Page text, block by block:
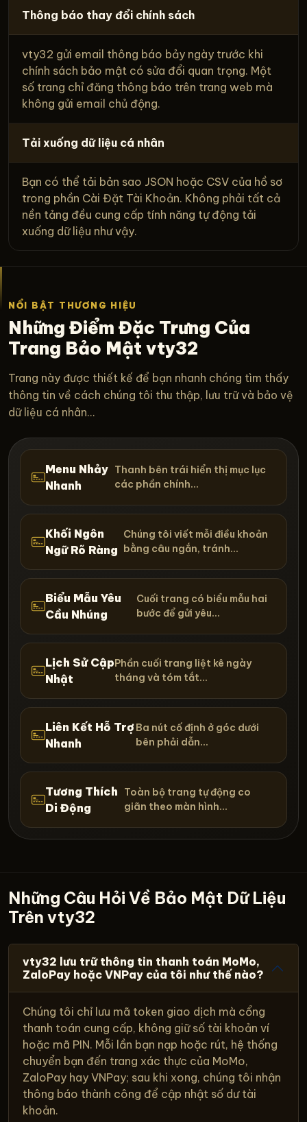
Thông báo thay đổi chính sách
vty32 gửi email thông báo bảy ngày trước khi
chính sách bảo mật có sửa đổi quan trọng. Một
số trang chỉ đăng thông báo trên trang web mà
không gửi email chủ động.
Tải xuống dữ liệu cá nhân
Bạn có thể tải bản sao JSON hoặc CSV của hồ sơ
trong phần Cài Đặt Tài Khoản. Không phải tất cả
nền tảng đều cung cấp tính năng tự động tải
xuống dữ liệu như vậy.
NỔI BẬT THƯƠNG HIỆU
Những Điểm Đặc Trưng Của
Trang Bảo Mật vty32
Trang này được thiết kế để bạn nhanh chóng tìm thấy
thông tin về cách chúng tôi thu thập, lưu trữ và bảo vệ
dữ liệu cá nhân...
Menu Nhảy
Nhanh
Thanh bên trái hiển thị mục lục
các phần chính...
Khối Ngôn
Ngữ Rõ Ràng
Chúng tôi viết mỗi điều khoản
bằng câu ngắn, tránh...
Biểu Mẫu Yêu
Cầu Nhúng
Cuối trang có biểu mẫu hai
bước để gửi yêu...
Lịch Sử Cập
Nhật
Phần cuối trang liệt kê ngày
tháng và tóm tắt...
Liên Kết Hỗ Trợ
Nhanh
Ba nút cố định ở góc dưới
bên phải dẫn...
Tương Thích
Di Động
Toàn bộ trang tự động co
giãn theo màn hình...
Những Câu Hỏi Về Bảo Mật Dữ Liệu
Trên vty32
vty32 lưu trữ thông tin thanh toán MoMo,
ZaloPay hoặc VNPay của tôi như thế nào?
Chúng tôi chỉ lưu mã token giao dịch mà cổng
thanh toán cung cấp, không giữ số tài khoản ví
hoặc mã PIN. Mỗi lần bạn nạp hoặc rút, hệ thống
chuyển bạn đến trang xác thực của MoMo,
ZaloPay hay VNPay; sau khi xong, chúng tôi nhận
thông báo thành công để cập nhật số dư tài
khoản.